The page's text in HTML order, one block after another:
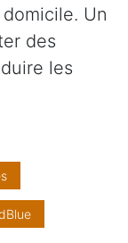
Un
des
les